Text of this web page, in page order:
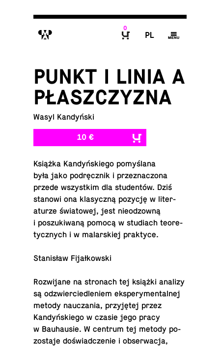
M
0
P g
PUNKT I LINIA A
PŁASZCZYZNA
Wasyl Kandyński
10 €
Książka Kandyńskiego pomyślana
była jako podręcznik i przez­nac­zona
przede wszys­tkim dla studentów. Dziś
stanowi ona klasy­czną pozycję w lit­er­
aturze świa­towej, jest nieod­zowną
i poszuki­waną pomocą w stu­di­ach teo­re­
ty­cznych i w malarskiej praktyce.
Stanisław Fijałkowski
Rozwi­jane na stronach tej książki analizy
są odzwier­ciedle­niem ekspery­men­tal­nej
metody naucza­nia, przyjętej przez
Kandyńskiego w czasie jego pracy
w Bauhausie. W centrum tej metody po­
zostaje doświad­cze­nie i ob­serwacja,